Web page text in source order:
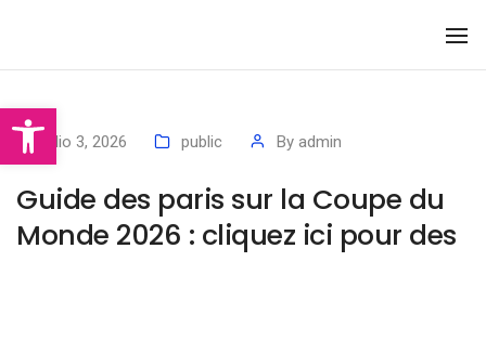
Abrir barra de herramientas
julio 3, 2026 public By admin
Guide des paris sur la Coupe du
Monde 2026 : cliquez ici pour des